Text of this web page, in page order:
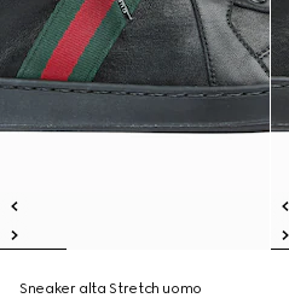
Sneaker alta Stretch uomo